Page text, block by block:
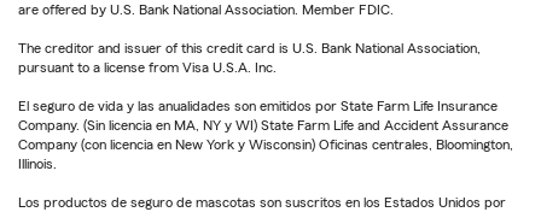
are offered by U.S. Bank National Association. Member FDIC.
The creditor and issuer of this credit card is U.S. Bank National Association,
pursuant to a license from Visa U.S.A. Inc.
El seguro de vida y las anualidades son emitidos por State Farm Life Insurance
Company. (Sin licencia en MA, NY y WI) State Farm Life and Accident Assurance
Company (con licencia en New York y Wisconsin) Oficinas centrales, Bloomington,
Illinois.
Los productos de seguro de mascotas son suscritos en los Estados Unidos por